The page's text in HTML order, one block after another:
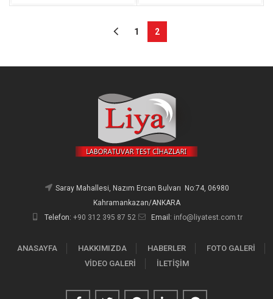
1 2
Saray Mahallesi, Nazım Ercan Bulvarı No:74, 06980
Kahramankazan/ANKARA
Telefon: +90 312 395 87 52 Email: info@liyatest.com.tr
ANASAYFA HAKKIMIZDA HABERLER
FOTO GALERİ
VİDEO GALERİ
İLETİŞİM